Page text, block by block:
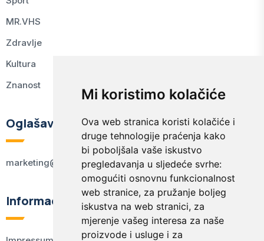
Mi koristimo kolačiće
Ova web stranica koristi kolačiće i
druge tehnologije praćenja kako
bi poboljšala vaše iskustvo
pregledavanja u sljedeće svrhe:
omogućiti osnovnu funkcionalnost
web stranice, za pružanje boljeg
iskustva na web stranici, za
mjerenje vašeg interesa za naše
proizvode i usluge i za
MR.VHS
Zdravlje
Kultura
Znanost
Oglašavanje
marketing@kodex.hr
Informacije